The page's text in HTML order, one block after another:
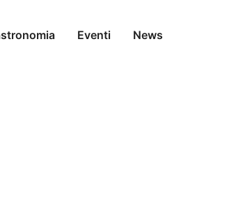
Eventi News